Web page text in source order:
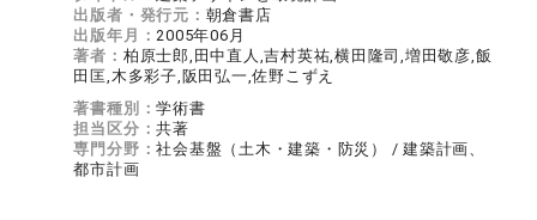
出版者・発行元： 朝倉書店
出版年月：2005年06月
著者： 柏原士郎,田中直人,吉村英祐,横田隆司,増田敬彦,飯
田匡,木多彩子,阪田弘一,佐野こずえ
著書種別：学術書
担当区分：共著
専門分野：社会基盤（土木・建築・防災） / 建築計画、
都市計画